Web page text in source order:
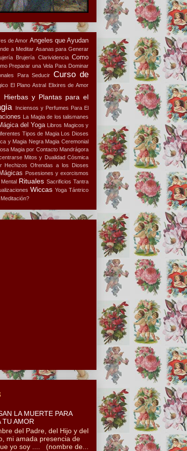
de Amor Angeles que Ayudan
a Meditar Asanas para Generar
Brujería Clarividencia Como
Preparar una Vela Para Dominar
Para Seducir Curso de
El Plano Astral Elixires de Amor
Hierbas y Plantas para el
Inciensos y Perfumes Para El
La Magia de los talismanes
del Yoga Libros Magicos y
Tipos de Magia Los Dioses
y Magia Negra Magia Ceremonial
Magia por Contacto Mandrágora
Mitos y Dualidad Cósmica
Hechizos
Ofrendas a los Dioses
Posesiones y exorcismos
Rituales Sacrificios Tantra
Wiccas Yoga Tántrico
LA MUERTE PARA
TU AMOR
del Padre, del Hijo y del
mi amada presencia de
yo soy .... (nombre de...